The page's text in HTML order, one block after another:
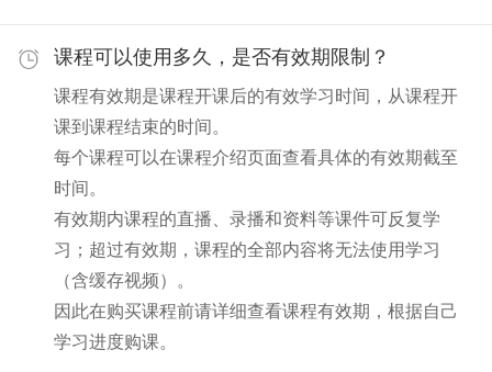
课程可以使用多久，是否有效期限制？
课程有效期是课程开课后的有效学习时间，从课程开
课到课程结束的时间。
每个课程可以在课程介绍页面查看具体的有效期截至
时间。
有效期内课程的直播、录播和资料等课件可反复学
习；超过有效期，课程的全部内容将无法使用学习
（含缓存视频）。
因此在购买课程前请详细查看课程有效期，根据自己
学习进度购课。